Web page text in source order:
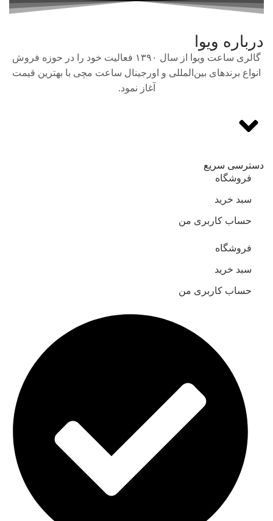
درباره ویوا
گالری ساعت ویوا از سال ۱۳۹۰ فعالیت خود را در حوزه فروش
انواع برندهای بین‌المللی و اورجینال ساعت مچی با بهترین قیمت
آغاز نمود.
دسترسی سریع
فروشگاه
سبد خرید
حساب کاربری من
فروشگاه
سبد خرید
حساب کاربری من